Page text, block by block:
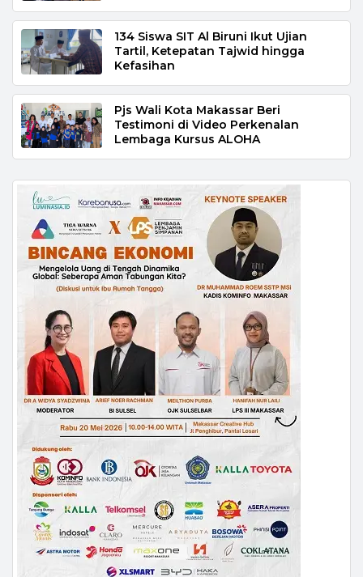
134 Siswa SIT Al Biruni Ikut Ujian
Tartil, Ketepatan Tajwid hingga
Kefasihan
Pjs Wali Kota Makassar Beri
Testimoni di Video Perkenalan
Lembaga Kursus ALOHA